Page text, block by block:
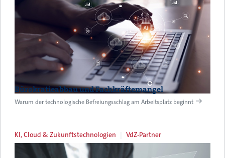
Bürokratieabbau und Fachkräftemangel
Warum der technologische Befreiungsschlag am Arbeitsplatz beginnt
KI, Cloud & Zukunftstechnologien VdZ-Partner